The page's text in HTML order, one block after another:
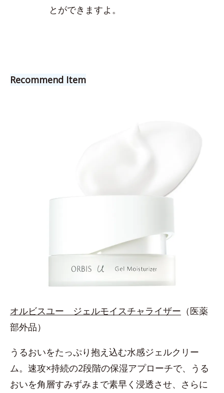
とができますよ。
Recommend Item
オルビスユー ジェルモイスチャライザー （医薬
部外品）
うるおいをたっぷり抱え込む水感ジェルクリー
ム。速攻×持続の2段階の保湿アプローチで、うる
おいを角層すみずみまで素早く浸透させ、さらに